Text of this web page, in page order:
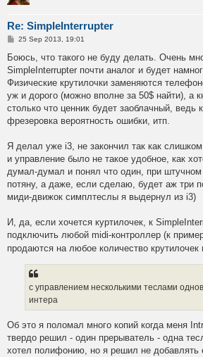
Re: SimpleInterrupter
P
s
25 Sep 2013, 19:01
Боюсь, что такого не буду делать. Очень
SimpleInterrupter почти аналог и будет
Физические крутилочки заменяются
уж и дорого (можно вполне за 50$ найти), а
столько что ценник будет заоблачный, ведь
фрезеровка вероятность ошибки, итп.
Я делал уже i3, не закончил так как
и управление было не такое удобное, как
думал-думал и понял что один, при
потяну, а даже, если сделаю, будет аж три
миди-движок симплтеслы я выдернул из i3)
И, да, если хочется куртилочек, к
подключить любой midi-контроллер (к
продаются на любое количество крутилочек
с управлением несколькими теслами
интера
Об это я поломал много копий когда меня
твердо решил - один прерыватель - одна
хотел полифонию, но я решил не добавлять